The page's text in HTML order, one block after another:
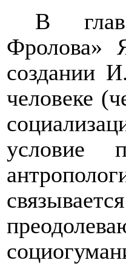
В
Фролова»
создании
человеке
условие